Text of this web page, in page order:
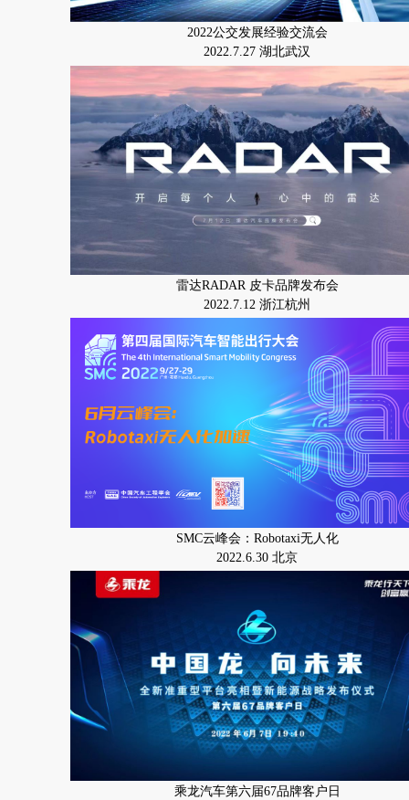
2022公交发展经验交流会
2022.7.27 湖北武汉
雷达RADAR 皮卡品牌发布会
2022.7.12 浙江杭州
SMC云峰会：Robotaxi无人化
2022.6.30 北京
乘龙汽车第六届67品牌客户日